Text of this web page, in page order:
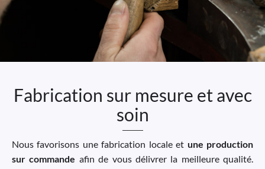
Fabrication sur mesure et avec
soin
Nous favorisons une fabrication locale et une production
sur commande afin de vous délivrer la meilleure qualité.